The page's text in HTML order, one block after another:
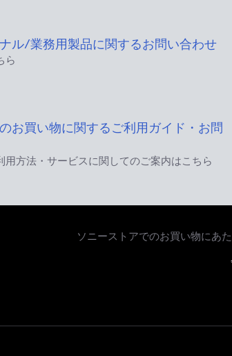
ル/業務用製品に関するお問い合わせ
ら
お買い物に関するご利用ガイド・お問
用方法・サービスに関してのご案内はこちら
ソニーストアでのお買い物にあ